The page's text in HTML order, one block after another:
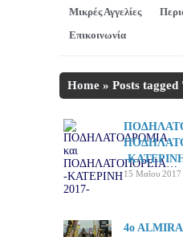
Μικρές Αγγελίες
Επικοινωνία
Home » Posts
-
15 Μαΐου
4o